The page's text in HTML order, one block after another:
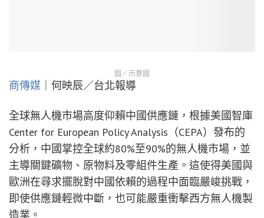
圖／示意圖
商傳媒 ｜何映辰／台北報導
全球無人機市場高度仰賴中國供應鏈，根據美國智庫
Center for European Policy Analysis（CEPA）發布的
分析，中國掌控全球約80%至90%的無人機市場，並
主導關鍵礦物、原物料及零組件生產。這使得美國與
歐洲在尋求擺脫對中國依賴的過程中面臨嚴峻挑戰，
即使供應鏈輕微中斷，也可能嚴重衝擊西方無人機製
造業。